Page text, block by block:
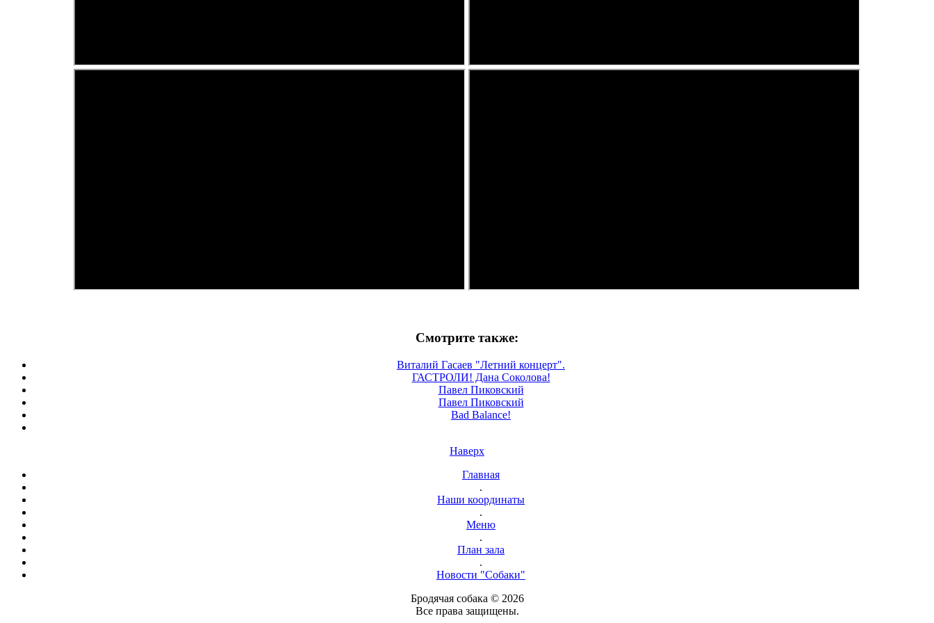
Смотрите также:
Виталий Гасаев "Летний концерт".
ГАСТРОЛИ! Дана Соколова!
Павел Пиковский
Павел Пиковский
Bad Balance!
Наверх
Главная
.
Наши координаты
.
Меню
.
План зала
.
Новости "Собаки"
Бродячая собака © 2026
Все права защищены.